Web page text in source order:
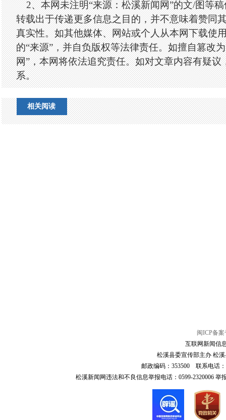
2、本网未注明“来源：松溪新闻网”的文/图等稿
转载出于传递更多信息之目的，并不意味着赞同
真实性。如其他媒体、网站或个人从本网下载使
的“来源”，并自负版权等法律责任。如擅自篡改
网”，本网将依法追究责任。如对文章内容有疑议
系。
相关阅读
闽ICP备案
互联网新闻信
松溪县委宣传部主办 松
邮政编码：353500 联系电话：
松溪新闻网违法和不良信息举报电话：0599-2320006 举